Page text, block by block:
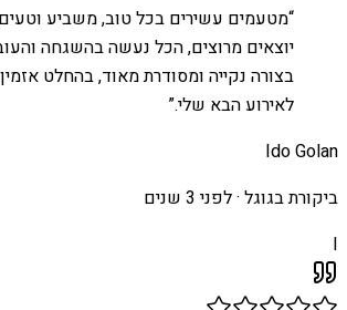
“מטעמים עשירים בכל טוב, משביע
יוצאים מרוצים, הכל נעשה בהשגחה
בצורה נקייה ומסודרת מאוד, בהחלט
לאירוע הבא שלי.”
Ido Golan
ביקורת בגוגל ·לפני 3 שנים
I